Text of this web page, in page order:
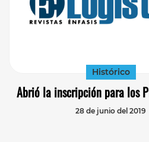
Histórico
Abrió la inscripción para los
28 de junio del 2019